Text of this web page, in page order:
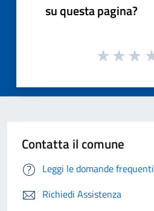
su questa pagina?
Contatta il comune
Leggi le domande frequenti
Richiedi Assistenza